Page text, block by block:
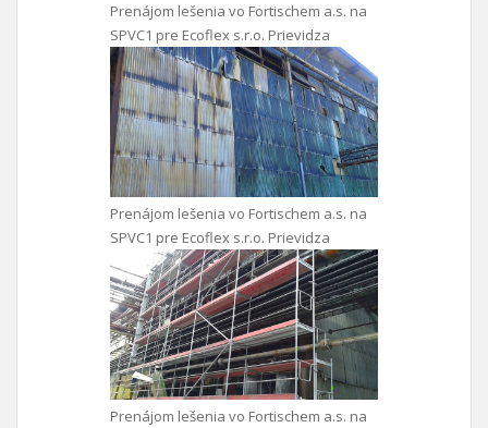
Prenájom lešenia vo Fortischem a.s. na
SPVC1 pre Ecoflex s.r.o. Prievidza
Prenájom lešenia vo Fortischem a.s. na
SPVC1 pre Ecoflex s.r.o. Prievidza
Prenájom lešenia vo Fortischem a.s. na